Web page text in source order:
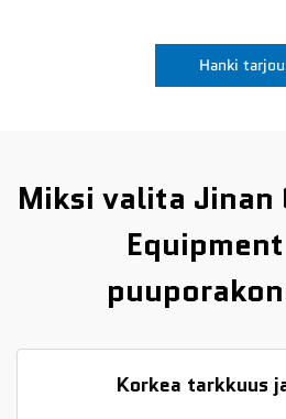
Hanki
Miksi valita Jinan
Korkea tarkkuus